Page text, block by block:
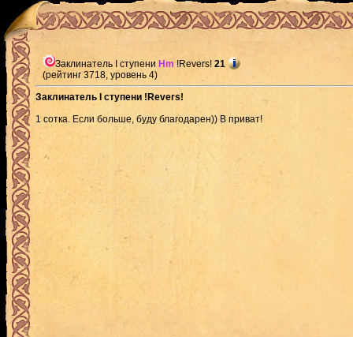
Заклинатель I ступени Hm !Revers! 21
(рейтинг 3718, уровень 4)
Заклинатель I ступени !Revers!
1 сотка. Если больше, буду благодарен)) В приват!